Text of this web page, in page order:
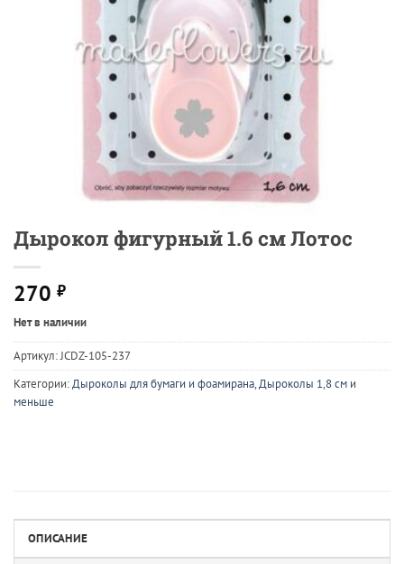
Дырокол фигурный 1.6 см Лотос
270 ₽
Нет в наличии
Артикул:JCDZ-105-237
Категории:Дыроколы для бумаги и фоамирана,Дыроколы 1,8 см и
меньше
ОПИСАНИЕ